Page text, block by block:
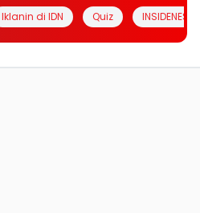
Iklanin di IDN Quiz INSIDENESIA